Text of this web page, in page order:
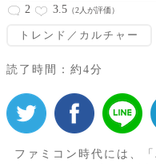
2 3.5 （2人が評価）
トレンド／カルチャー
読了時間：約4分
ファミコン時代には、